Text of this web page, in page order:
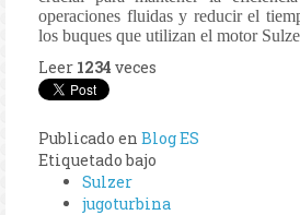
operaciones fluidas y reducir el
los buques que utilizan el motor
Leer 1234 veces
Publicado en Blog ES
Etiquetado bajo
Sulzer
jugoturbina